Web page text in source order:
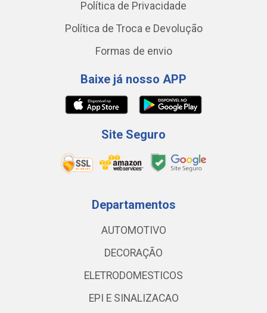
Política de Privacidade
Política de Troca e Devolução
Formas de envio
Baixe já nosso APP
Site Seguro
Departamentos
AUTOMOTIVO
DECORAÇÃO
ELETRODOMESTICOS
EPI E SINALIZACAO